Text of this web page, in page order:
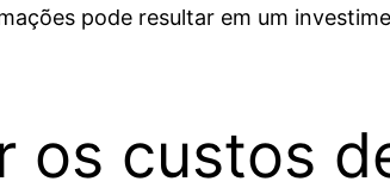
pode resultar em um
os custos